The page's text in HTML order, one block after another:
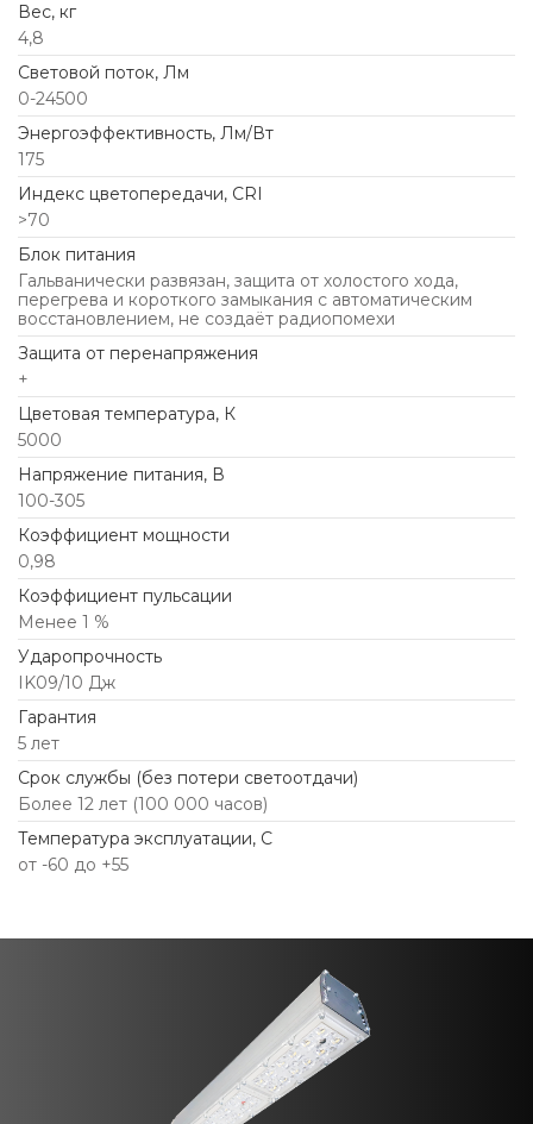
Вес, кг
4,8
Световой поток, Лм
0-24500
Энергоэффективность, Лм/Вт
175
Индекс цветопередачи, CRI
>70
Блок питания
Гальванически развязан, защита от холостого хода,
перегрева и короткого замыкания с автоматическим
восстановлением, не создаёт радиопомехи
Защита от перенапряжения
+
Цветовая температура, К
5000
Напряжение питания, В
100-305
Коэффициент мощности
0,98
Коэффициент пульсации
Менее 1 %
Ударопрочность
IK09/10 Дж
Гарантия
5 лет
Срок службы (без потери светоотдачи)
Более 12 лет (100 000 часов)
Температура эксплуатации, С
от -60 до +55